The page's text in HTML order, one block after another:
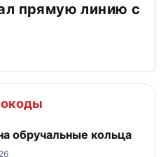
прямую линию с
обручальные кольца